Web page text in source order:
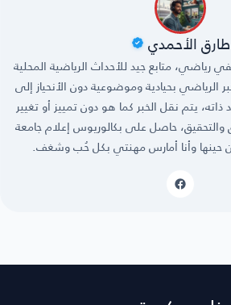
طارق الأحمدي
متابع جيد للأحداث الرياضية المحلية
الرياضي بحيادية وموضوعية دون الأنحياز إلى
يتم نقل الخبر كما هو دون تمييز أو تغيير
والتحقيق، حاصل على بكالوريوس إعلام جامعة